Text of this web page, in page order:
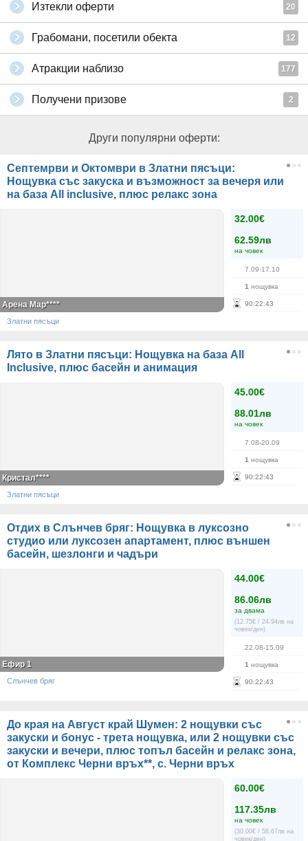
Изтекли оферти 20
Грабомани, посетили обекта 12
Атракции наблизо 177
Получени призове 2
Други популярни оферти:
Септемрви и Октомври в Златни пясъци:
Нощувка със закуска и възможност за вечеря или
на база Аll inclusive, плюс релакс зона
32.00€
62.59лв
на човек
7.09-17.10
1 нощувка
90:22:43
Арена Мар****
Златни пясъци
Лято в Златни пясъци: Нощувка на база All
Inclusive, плюс басейн и анимация
45.00€
88.01лв
на човек
7.08-20.09
1 нощувка
90:22:43
Кристал****
Златни пясъци
Отдих в Слънчев бряг: Нощувка в луксозно
студио или луксозен апартамент, плюс външен
басейн, шезлонги и чадъри
44.00€
86.06лв
за двама
(12.75€ / 24.94лв на
човек/ден)
22.08-15.09
1 нощувка
90:22:43
Ефир 1
Слънчев бряг
До края на Август край Шумен: 2 нощувки със
закуски и бонус - трета нощувка, или 2 нощувки със
закуски и вечери, плюс топъл басейн и релакс зона,
от Комплекс Черни връх**, с. Черни връх
60.00€
117.35лв
на човек
(30.00€ / 58.67лв на
човек/ден)